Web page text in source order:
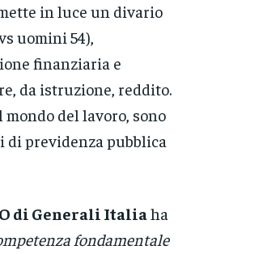
in luce un divario
uomini 54),
finanziaria e
da istruzione, reddito.
del lavoro, sono
di previdenza pubblica
di Generali Italiaha
fondamentale